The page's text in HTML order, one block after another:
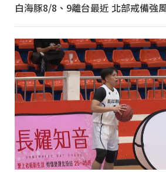
白海豚8/8、9離台最近 北部戒備強